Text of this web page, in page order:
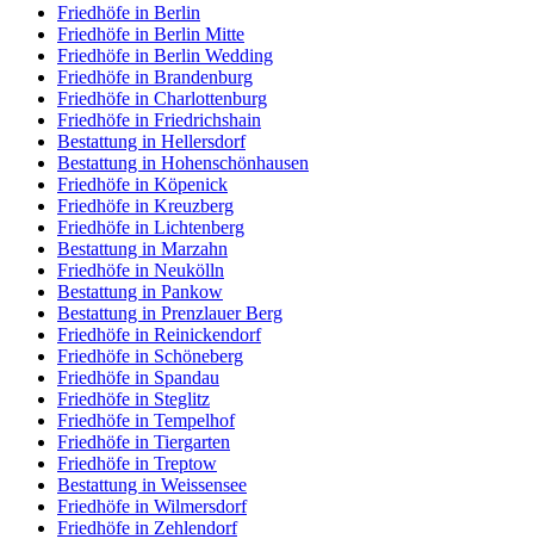
Friedhöfe in Berlin
Friedhöfe in Berlin Mitte
Friedhöfe in Berlin Wedding
Friedhöfe in Brandenburg
Friedhöfe in Charlottenburg
Friedhöfe in Friedrichshain
Bestattung in Hellersdorf
Bestattung in Hohenschönhausen
Friedhöfe in Köpenick
Friedhöfe in Kreuzberg
Friedhöfe in Lichtenberg
Bestattung in Marzahn
Friedhöfe in Neukölln
Bestattung in Pankow
Bestattung in Prenzlauer Berg
Friedhöfe in Reinickendorf
Friedhöfe in Schöneberg
Friedhöfe in Spandau
Friedhöfe in Steglitz
Friedhöfe in Tempelhof
Friedhöfe in Tiergarten
Friedhöfe in Treptow
Bestattung in Weissensee
Friedhöfe in Wilmersdorf
Friedhöfe in Zehlendorf